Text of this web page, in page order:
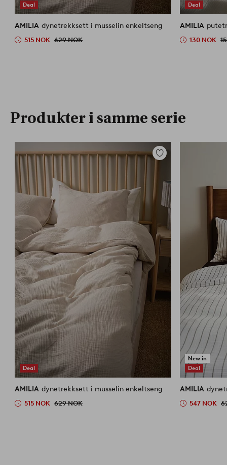
Deal
AMILIA dynetrekksett i musselin enkeltseng
515 NOK 629 NOK
Deal
AMILIA
130 NOK
Produkter i samme serie
Deal
Legg
AMILIA dynetrekksett i musselin enkeltseng
515 NOK 629 NOK
New in
Deal
AMILIA
547 NOK